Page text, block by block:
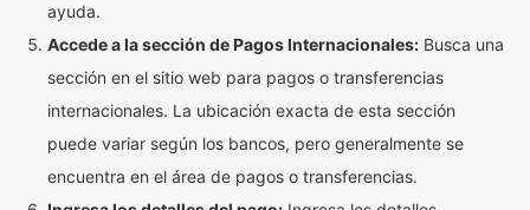
ayuda.
Accede a la sección de Pagos Internacionales: Busca una
sección en el sitio web para pagos o transferencias
internacionales. La ubicación exacta de esta sección
puede variar según los bancos, pero generalmente se
encuentra en el área de pagos o transferencias.